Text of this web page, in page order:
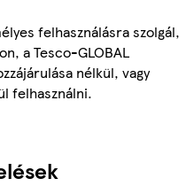
felhasználásra szolgál,
a Tesco-GLOBAL
nélkül, vagy
felhasználni.